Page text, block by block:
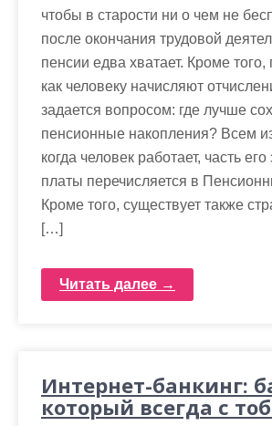
чтобы в старости ни о чем не
после окончания трудовой
пенсии едва хватает. Кроме того,
как человеку начисляют
задается вопросом: где лучше
пенсионные накопления? Всем
когда человек работает, часть
платы перечисляется в
Кроме того, существует также
[…]
Читать далее →
Интернет-банкинг:
который всегда с